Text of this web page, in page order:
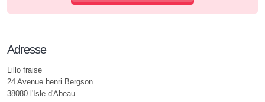
Adresse
Lillo fraise
24 Avenue henri Bergson
38080 l'Isle d'Abeau